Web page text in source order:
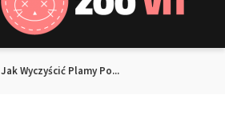
Jak Wyczyścić Plamy Po...